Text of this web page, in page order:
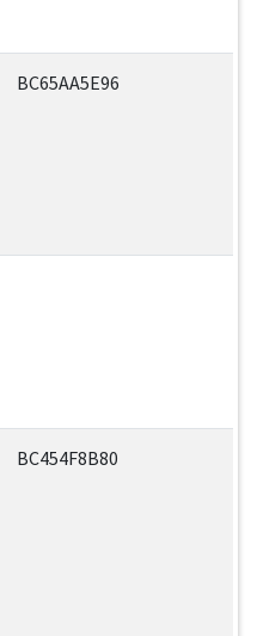
BC65AA5E96
BC454F8B80